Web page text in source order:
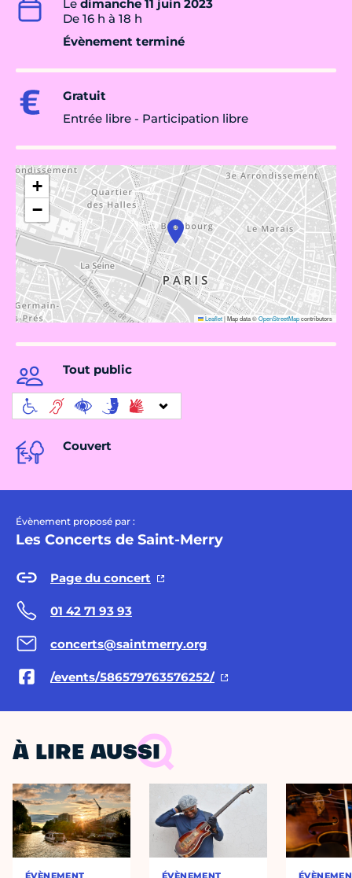
Le dimanche 11 juin 2023
De 16 h à 18 h
Évènement terminé
Gratuit
Entrée libre - Participation libre
+
−
Leaflet|Map data ©OpenStreetMapcontributors
Tout public
Couvert
Évènement proposé par :
Les Concerts de Saint-Merry
Page du concert
01 42 71 93 93
concerts@saintmerry.org
/events/586579763576252/
À LIRE AUSSI
ÉVÈNEMENT ÉVÈNEMENT